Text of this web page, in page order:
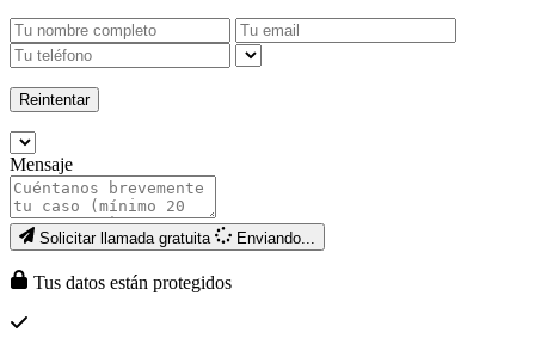
Reintentar
Mensaje
Solicitar llamada gratuita Enviando...
Tus datos están protegidos